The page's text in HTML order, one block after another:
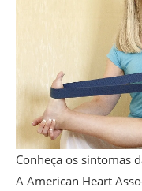
Conheça os sintomas
A American Heart